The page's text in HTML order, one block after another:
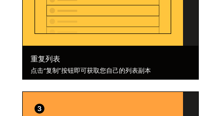
重复列表
点击“复制”按钮即可获取您自己的列表副本